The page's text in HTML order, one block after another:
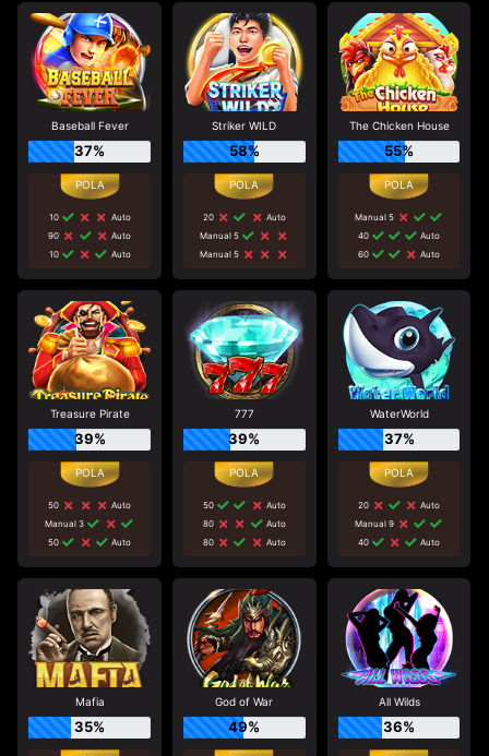
Baseball Fever
37%
10
Auto
90
Auto
10
Auto
Striker WILD
58%
20
Auto
Manual 5
Manual 5
The Chicken House
55%
Manual 5
40
Auto
60
Auto
Treasure Pirate
39%
50
Auto
Manual 3
50
Auto
777
39%
50
Auto
80
Auto
80
Auto
WaterWorld
37%
20
Auto
Manual 9
40
Auto
Mafia
35%
God of War
49%
All Wilds
36%